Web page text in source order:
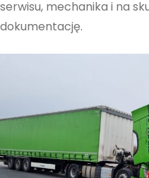
serwisu, mechanika i na
dokumentację.